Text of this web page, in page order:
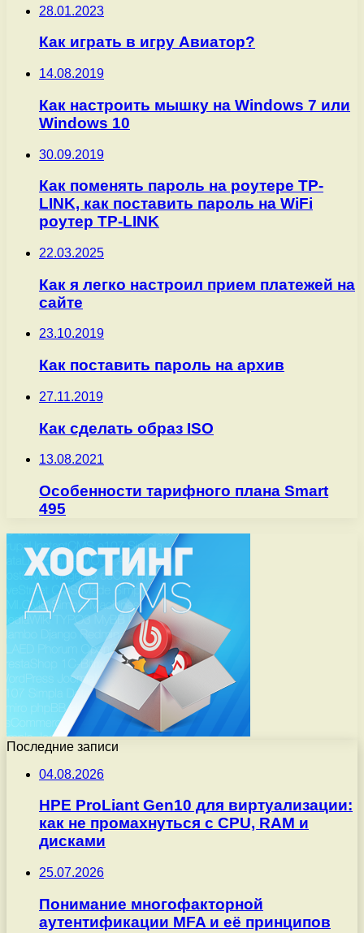
28.01.2023
Как играть в игру Авиатор?
14.08.2019
Как настроить мышку на Windows 7 или
Windows 10
30.09.2019
Как поменять пароль на роутере TP-
LINK, как поставить пароль на WiFi
роутер TP-LINK
22.03.2025
Как я легко настроил прием платежей на
сайте
23.10.2019
Как поставить пароль на архив
27.11.2019
Как сделать образ ISO
13.08.2021
Особенности тарифного плана Smart
495
Последние записи
04.08.2026
HPE ProLiant Gen10 для виртуализации:
как не промахнуться с CPU, RAM и
дисками
25.07.2026
Понимание многофакторной
аутентификации MFA и её принципов